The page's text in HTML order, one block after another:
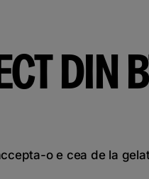
DIN
o e cea de la